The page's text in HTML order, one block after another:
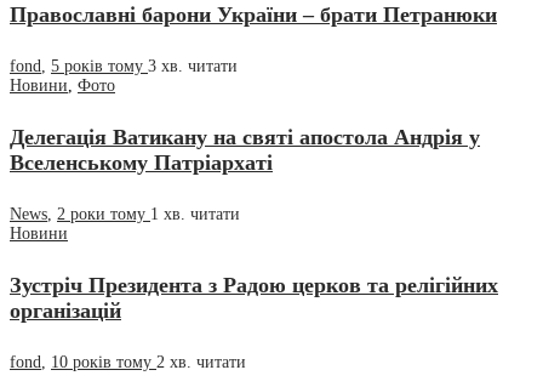
Православні барони України – брати Петранюки
fond 5 років тому 3 хв. читати
Новини Фото
Делегація Ватикану на святі апостола Андрія у
Вселенському Патріархаті
News 2 роки тому 1 хв. читати
Новини
Зустріч Президента з Радою церков та релігійних
організацій
fond 10 років тому 2 хв. читати